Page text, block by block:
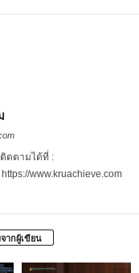
ดตามได้ที่ :
www.kruachieve.com
ากผู้เขียน